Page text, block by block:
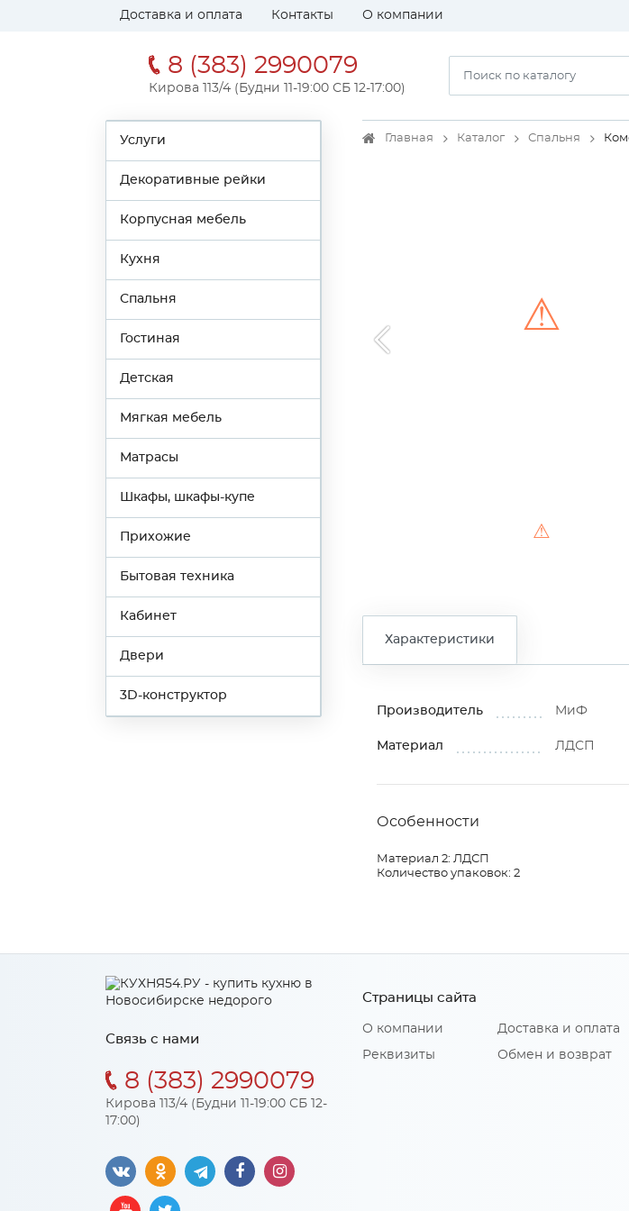
Доставка и оплата Контакты О компании
8 (383) 2990079
Кирова 113/4 (Будни 11-19:00 СБ 12-17:00)
Услуги
Декоративные рейки
Корпусная мебель
Кухня
Спальня
Гостиная
Детская
Мягкая мебель
Матрасы
Шкафы, шкафы-купе
Прихожие
Бытовая техника
Кабинет
Двери
3D-конструктор
Главная Каталог Спальня
⚠
⚠
Характеристики
Производитель МиФ
Материал ЛДСП
Особенности
Материал 2: ЛДСП
Количество упаковок: 2
Связь с нами
8 (383) 2990079
Кирова 113/4 (Будни 11-19:00 СБ 12-
17:00)
Страницы сайта
О компании
Реквизиты
Доставка и оплата
Обмен и возврат